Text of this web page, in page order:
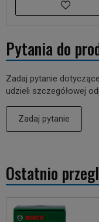
Pytania do
Zadaj pytanie
udzieli szczegółowej
Zadaj pytanie
Ostatnio